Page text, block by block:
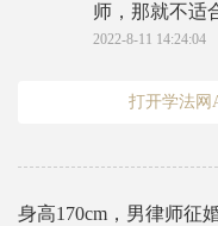
师，那就不适
2022-8-11 14:24:04
打开学法网
身高170cm，男律师征